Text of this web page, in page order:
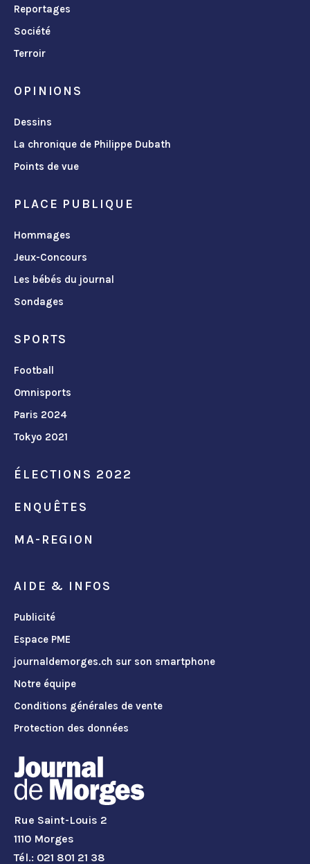
Reportages
Société
Terroir
OPINIONS
Dessins
La chronique de Philippe Dubath
Points de vue
PLACE PUBLIQUE
Hommages
Jeux-Concours
Les bébés du journal
Sondages
SPORTS
Football
Omnisports
Paris 2024
Tokyo 2021
ÉLECTIONS 2022
ENQUÊTES
MA-REGION
AIDE & INFOS
Publicité
Espace PME
journaldemorges.ch sur son smartphone
Notre équipe
Conditions générales de vente
Protection des données
Rue Saint-Louis 2
1110 Morges
Tél.: 021 801 21 38